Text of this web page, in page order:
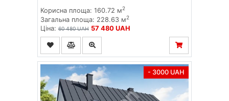
Корисна площа: 160.72 м2
Загальна площа: 228.63 м2
Ціна: 60 480 UAH 57 480 UAH
- 3000 UAH